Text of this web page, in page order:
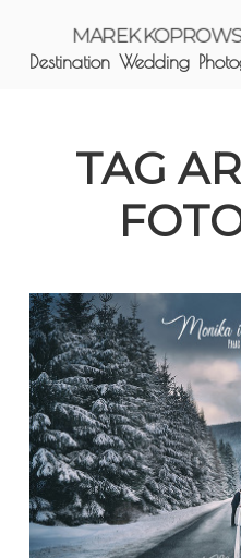
MAREK
Destination Wedding
TAG